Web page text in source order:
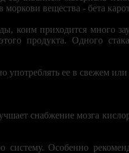
вещества - бета
коим приходится много
продукта. Одного
употреблять ее в свежем
снабжение мозга
систему. Особенно